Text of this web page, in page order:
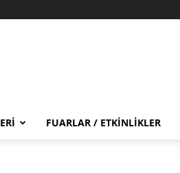
FUARLAR / ETKINLIKLER